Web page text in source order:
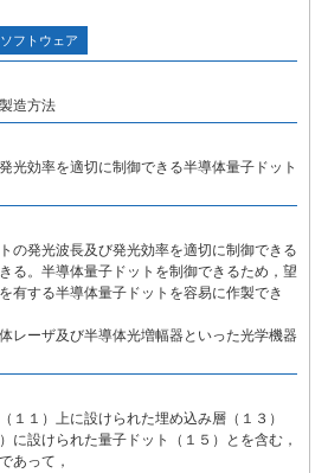
フトウェア
造方法
光効率を適切に制御できる半導体量子ドット
の発光波長及び発光効率を適切に制御できる
る。半導体量子ドットを制御できるため，望
有する半導体量子ドットを容易に作製でき
レーザ及び半導体光増幅器といった光学機器
１１）上に設けられた埋め込み層（１３）
に設けられた量子ドット（１５）とを含む，
あって，